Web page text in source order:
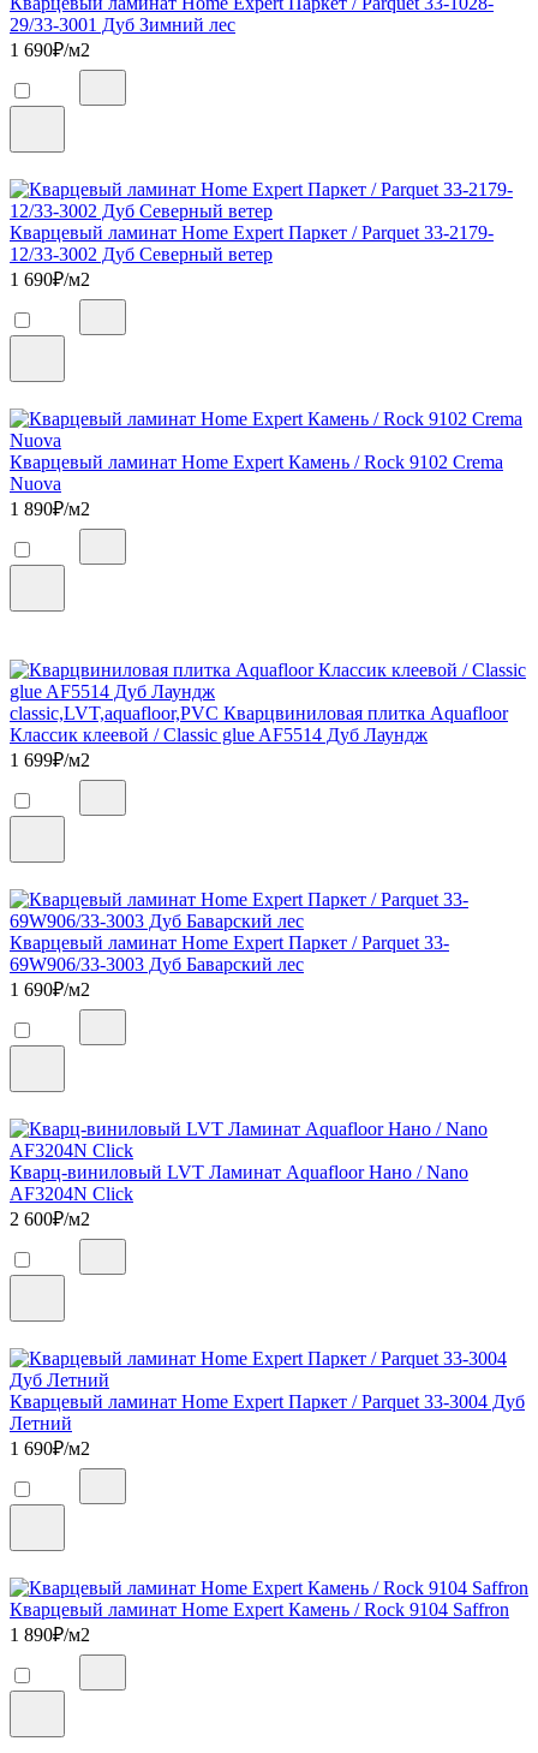
29/33-3001 Дуб Зимний лес
1 690₽/м2
Кварцевый ламинат Home Expert Паркет / Parquet 33-2179-
12/33-3002 Дуб Северный ветер
1 690₽/м2
Кварцевый ламинат Home Expert Камень / Rock 9102 Crema
Nuova
1 890₽/м2
classic,LVT,aquafloor,PVC Кварцвиниловая плитка Aquafloor
Классик клеевой / Classic glue AF5514 Дуб Лаундж
1 699₽/м2
Кварцевый ламинат Home Expert Паркет / Parquet 33-
69W906/33-3003 Дуб Баварский лес
1 690₽/м2
Кварц-виниловый LVT Ламинат Aquafloor Нано / Nano
AF3204N Click
2 600₽/м2
Кварцевый ламинат Home Expert Паркет / Parquet 33-3004 Дуб
Летний
1 690₽/м2
Кварцевый ламинат Home Expert Камень / Rock 9104 Saffron
1 890₽/м2